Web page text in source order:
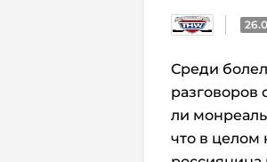
Среди
разговоров
ли
что в целом